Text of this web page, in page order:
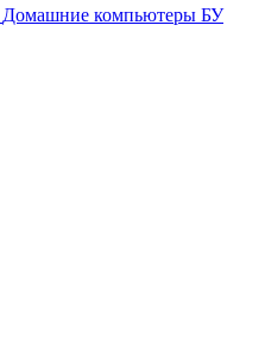
Домашние компьютеры БУ